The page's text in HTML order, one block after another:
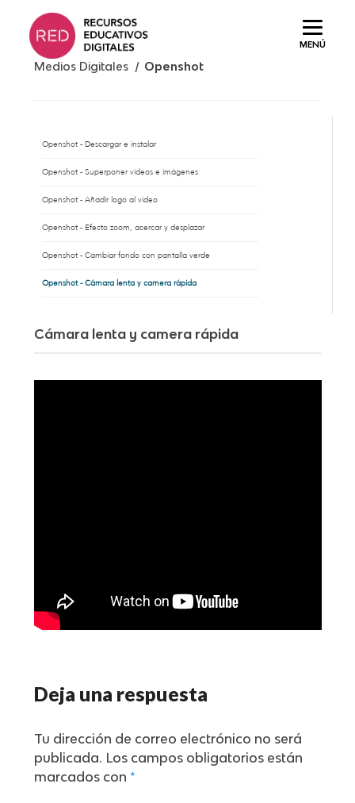
MENÚ
Saltar
contenido.
Medios Digitales /Openshot
Openshot - Descargar e instalar
Openshot - Superponer vídeos e imágenes
Openshot - Añadir logo al video
Openshot - Efecto zoom, acercar y desplazar
Openshot - Cambiar fondo con pantalla verde
Openshot - Cámara lenta y camera rápida
Cámara lenta y camera rápida
Deja una respuesta
Tu dirección de correo electrónico no será
publicada. Los campos obligatorios están
marcados con *